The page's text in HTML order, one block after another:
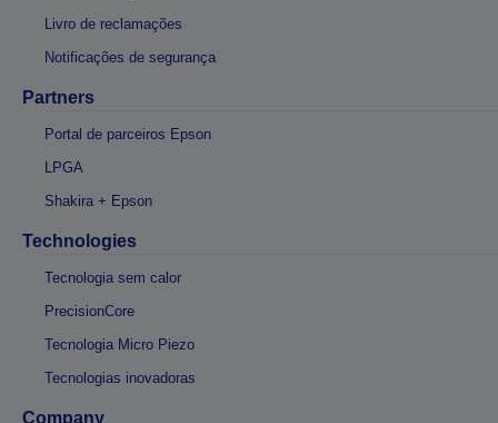
Livro de reclamações
Notificações de segurança
Partners
Portal de parceiros Epson
LPGA
Shakira + Epson
Technologies
Tecnologia sem calor
PrecisionCore
Tecnologia Micro Piezo
Tecnologias inovadoras
Company